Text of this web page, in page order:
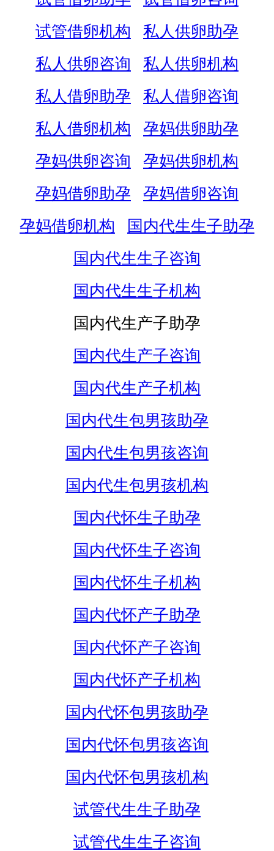
试管借卵机构
私人供卵助孕
私人供卵咨询
私人供卵机构
私人借卵助孕
私人借卵咨询
私人借卵机构
孕妈供卵助孕
孕妈供卵咨询
孕妈供卵机构
孕妈借卵助孕
孕妈借卵咨询
孕妈借卵机构
国内代生生子助孕
国内代生生子咨询
国内代生生子机构
国内代生产子助孕
国内代生产子咨询
国内代生产子机构
国内代生包男孩助孕
国内代生包男孩咨询
国内代生包男孩机构
国内代怀生子助孕
国内代怀生子咨询
国内代怀生子机构
国内代怀产子助孕
国内代怀产子咨询
国内代怀产子机构
国内代怀包男孩助孕
国内代怀包男孩咨询
国内代怀包男孩机构
试管代生生子助孕
试管代生生子咨询